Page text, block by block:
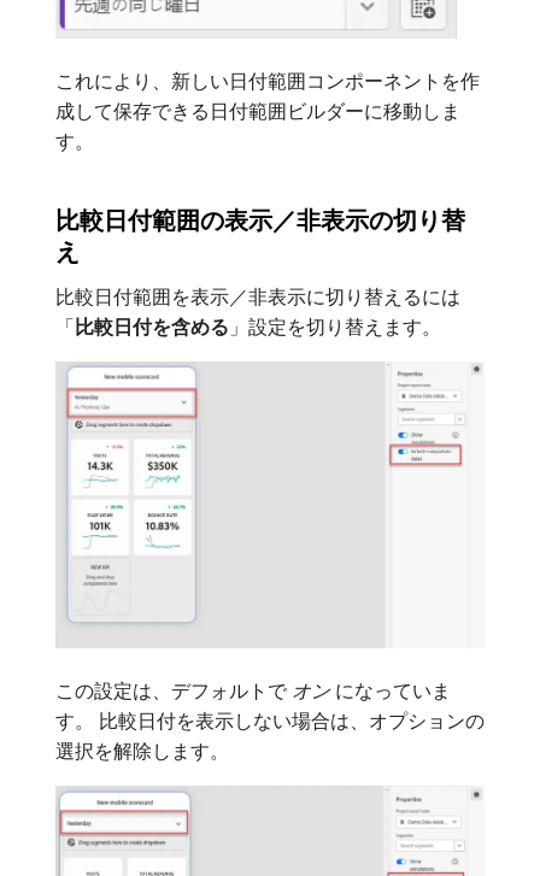
これにより、新しい日付範囲コンポーネントを作
成して保存できる日付範囲ビルダーに移動しま
す。
比較日付範囲の表示／非表示の切り替
え
比較日付範囲を表示／非表示に切り替えるには
「 比較日付を含める 」設定を切り替えます。
この設定は、デフォルトで​ オン​になっていま
す。 比較日付を表示しない場合は、オプションの
選択を解除します。